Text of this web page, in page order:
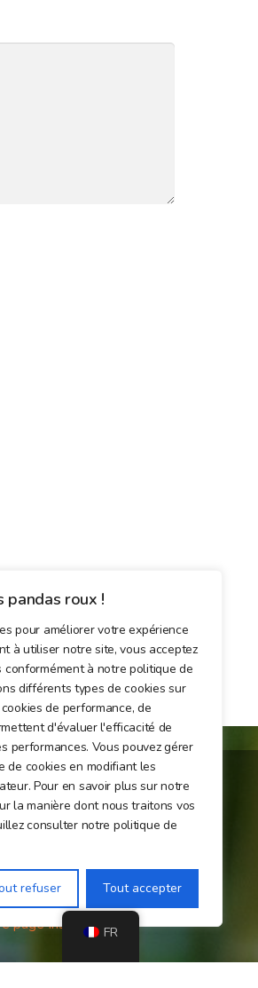
pandas roux !
pour améliorer votre expérience
à utiliser notre site, vous acceptez
à notre politique de
différents types de cookies sur
de performance, de
d'évaluer l'efficacité de
performances. Vous pouvez gérer
de cookies en modifiant les
Pour en savoir plus sur notre
la manière dont nous traitons vos
consulter notre politique de
refuser Tout accepter
les réseaux sociaux !
FR